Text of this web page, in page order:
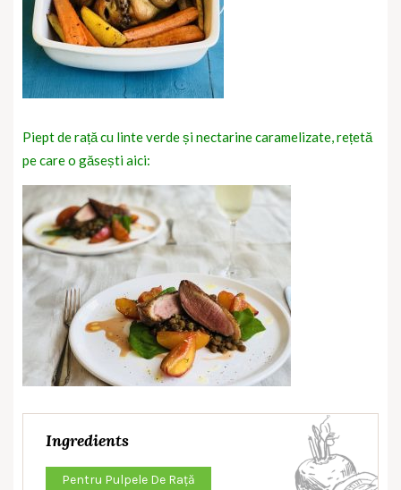
Piept de rață cu linte verde și nectarine caramelizate, rețetă
pe care o găsești aici:
Ingredients
Pentru Pulpele De Rață